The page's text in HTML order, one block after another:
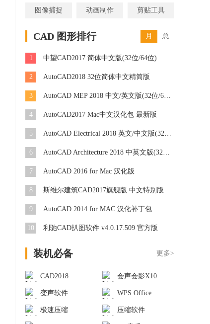
图像捕捉 动画制作 剪贴工具
CAD 图形排行 月 总
1 中望CAD2017 简体中文版(32位/64位)
2 AutoCAD2018 32位简体中文精简版
3 AutoCAD MEP 2018 中文/英文版(32位/64位)
4 AutoCAD2017 Mac中文汉化包 最新版
5 AutoCAD Electrical 2018 英文/中文版(32位/64位)
6 AutoCAD Architecture 2018 中英文版(32位/64位)
7 AutoCAD 2016 for Mac 汉化版
8 斯维尔建筑CAD2017旗舰版 中文特别版
9 AutoCAD 2014 for MAC 汉化补丁包
10 利驰CAD扒图软件 v4.0.17.509 官方版
装机必备 更多>
CAD2018 会声会影X10
变声软件 WPS Office
极速压缩 压缩软件